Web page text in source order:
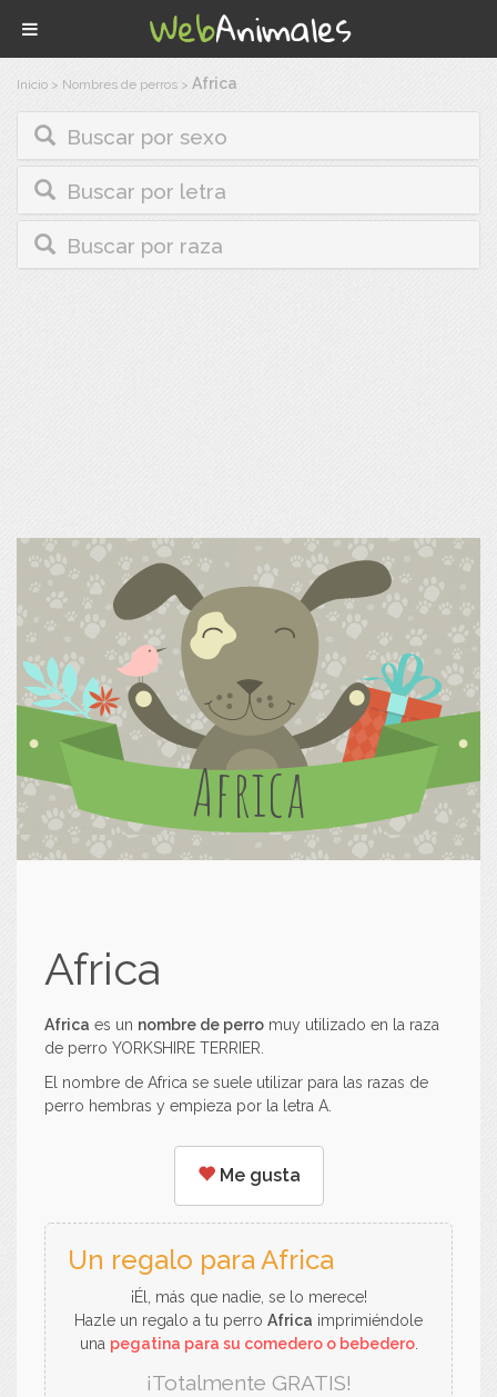
Inicio > Nombres de perros > Africa
Buscar por sexo
Buscar por letra
Buscar por raza
Africa
Africa
Africa es un nombre de perro muy utilizado en la raza
de perro YORKSHIRE TERRIER.
El nombre de Africa se suele utilizar para las razas de
perro hembras y empieza por la letra A.
Me gusta
Un regalo para Africa
¡Él, más que nadie, se lo merece!
Hazle un regalo a tu perro Africa imprimiéndole
una pegatina para su comedero o bebedero.
¡Totalmente GRATIS!